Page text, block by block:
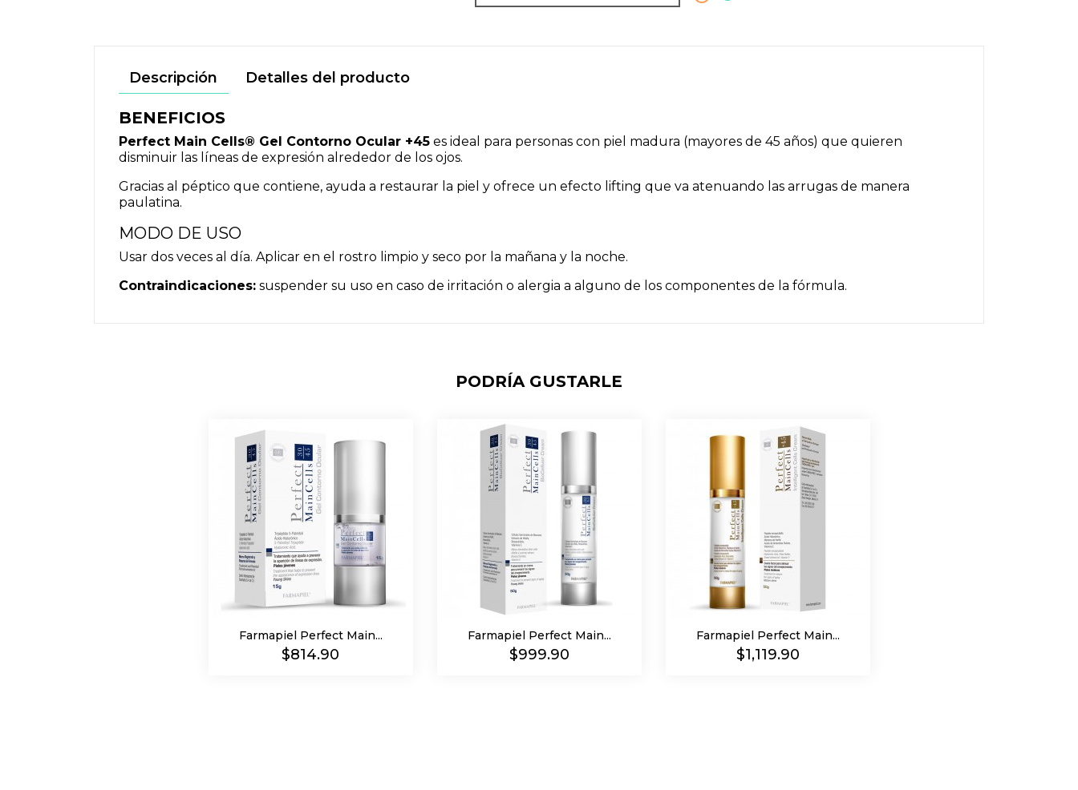
Descripción Detalles del producto
BENEFICIOS
Perfect Main Cells® Gel Contorno Ocular +45 es ideal para personas con piel madura (mayores de 45 años) que quieren
disminuir las líneas de expresión alrededor de los ojos.
Gracias al péptico que contiene, ayuda a restaurar la piel y ofrece un efecto lifting que va atenuando las arrugas de manera
paulatina.
MODO DE USO
Usar dos veces al día. Aplicar en el rostro limpio y seco por la mañana y la noche.
Contraindicaciones: suspender su uso en caso de irritación o alergia a alguno de los componentes de la fórmula.
PODRÍA GUSTARLE
Farmapiel Perfect Main...
Precio
$814.90
Farmapiel Perfect Main...
Precio
$999.90
Farmapiel Perfect Main...
Precio
$1,119.90